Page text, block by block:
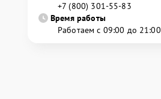
+7 (800) 301-55-83
Время работы
Работаем с 09:00 до 21:00